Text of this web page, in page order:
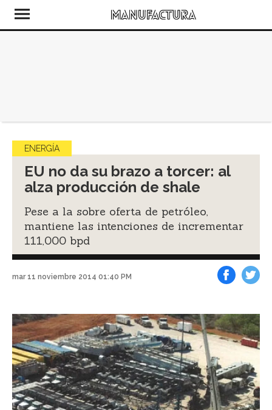
ENERGÍA
EU no da su brazo a torcer: al
alza producción de shale
Pese a la sobre oferta de petróleo,
mantiene las intenciones de incrementar
111,000 bpd
mar 11 noviembre 2014 01:40 PM